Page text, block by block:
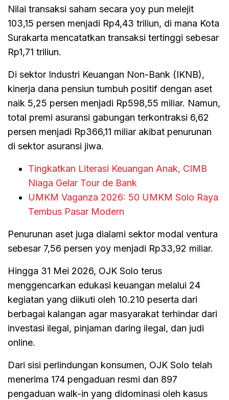
Nilai transaksi saham secara yoy pun melejit
103,15 persen menjadi Rp4,43 triliun, di mana Kota
Surakarta mencatatkan transaksi tertinggi sebesar
Rp1,71 triliun.
Di sektor Industri Keuangan Non-Bank (IKNB),
kinerja dana pensiun tumbuh positif dengan aset
naik 5,25 persen menjadi Rp598,55 miliar. Namun,
total premi asuransi gabungan terkontraksi 6,62
persen menjadi Rp366,11 miliar akibat penurunan
di sektor asuransi jiwa.
Tingkatkan Literasi Keuangan Anak, CIMB
Niaga Gelar Tour de Bank
UMKM Vaganza 2026: 50 UMKM Solo Raya
Tembus Pasar Modern
Penurunan aset juga dialami sektor modal ventura
sebesar 7,56 persen yoy menjadi Rp33,92 miliar.
Hingga 31 Mei 2026, OJK Solo terus
menggencarkan edukasi keuangan melalui 24
kegiatan yang diikuti oleh 10.210 peserta dari
berbagai kalangan agar masyarakat terhindar dari
investasi ilegal, pinjaman daring ilegal, dan judi
online.
Dari sisi perlindungan konsumen, OJK Solo telah
menerima 174 pengaduan resmi dan 897
pengaduan walk-in yang didominasi oleh kasus